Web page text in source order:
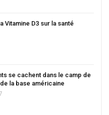
Vitamine D3 sur la santé
se cachent dans le camp de
la base américaine